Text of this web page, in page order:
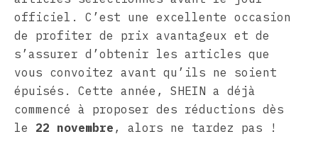
officiel. C’est une excellente occasion
de profiter de prix avantageux et de
s’assurer d’obtenir les articles que
vous convoitez avant qu’ils ne soient
épuisés. Cette année, SHEIN a déjà
commencé à proposer des réductions dès
le 22 novembre , alors ne tardez pas !